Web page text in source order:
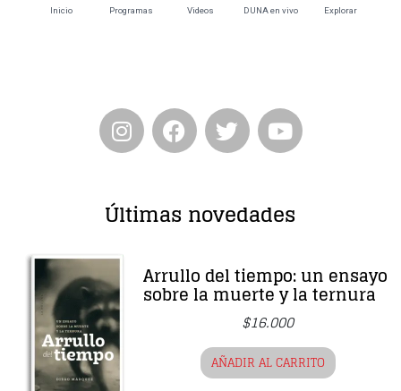
Últimas novedades
Arrullo del tiempo: un ensayo
sobre la muerte y la ternura
$16.000
AÑADIR AL CARRITO